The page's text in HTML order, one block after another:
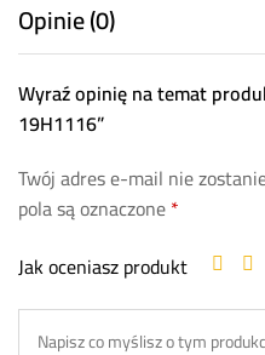
Opinie (0)
Wyraź opinię na temat
19H1116”
Twój adres e-mail nie
pola są oznaczone*
Jak oceniasz produkt